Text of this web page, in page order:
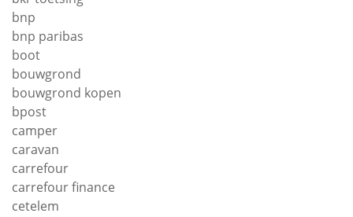
bnp
bnp paribas
boot
bouwgrond
bouwgrond kopen
bpost
camper
caravan
carrefour
carrefour finance
cetelem